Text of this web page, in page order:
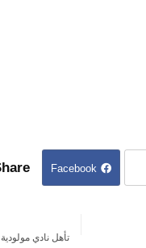
Facebook
تأهل نادي